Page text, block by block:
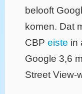
belooft
komen. Dat
CBP eiste in
Google 3,6
Street View-